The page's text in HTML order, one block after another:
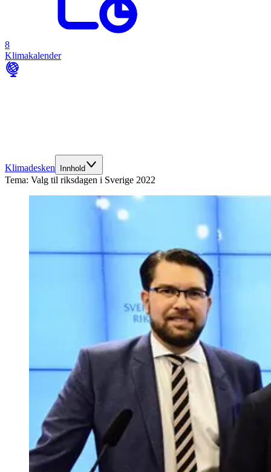
8
Klimakalender
Klimadesken Innhold
Tema: Valg til riksdagen i Sverige 2022